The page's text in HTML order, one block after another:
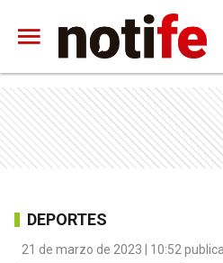
DEPORTES
21 de marzo de 2023 | 10:52